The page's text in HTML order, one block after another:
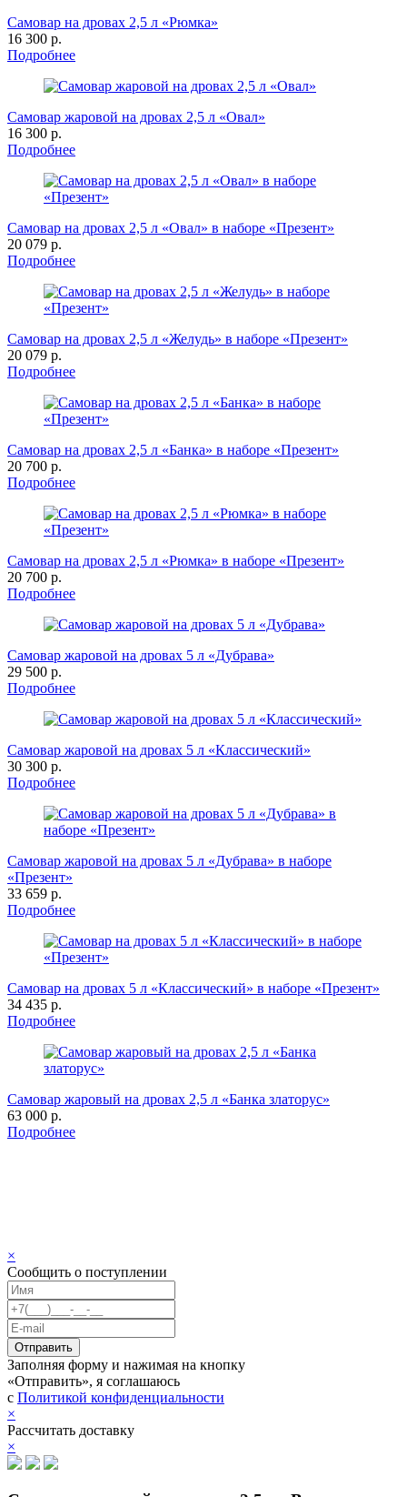
Самовар на дровах 2,5 л «Рюмка»
16 300 р.
Подробнее
Самовар жаровой на дровах 2,5 л «Овал»
16 300 р.
Подробнее
Самовар на дровах 2,5 л «Овал» в наборе «Презент»
20 079 р.
Подробнее
Самовар на дровах 2,5 л «Желудь» в наборе «Презент»
20 079 р.
Подробнее
Самовар на дровах 2,5 л «Банка» в наборе «Презент»
20 700 р.
Подробнее
Самовар на дровах 2,5 л «Рюмка» в наборе «Презент»
20 700 р.
Подробнее
Самовар жаровой на дровах 5 л «Дубрава»
29 500 р.
Подробнее
Самовар жаровой на дровах 5 л «Классический»
30 300 р.
Подробнее
Самовар жаровой на дровах 5 л «Дубрава» в наборе
«Презент»
33 659 р.
Подробнее
Самовар на дровах 5 л «Классический» в наборе «Презент»
34 435 р.
Подробнее
Самовар жаровый на дровах 2,5 л «Банка златорус»
63 000 р.
Подробнее
×
Сообщить о поступлении
Заполняя форму и нажимая на кнопку
«Отправить», я соглашаюсь
с Политикой конфиденциальности
×
Рассчитать доставку
×